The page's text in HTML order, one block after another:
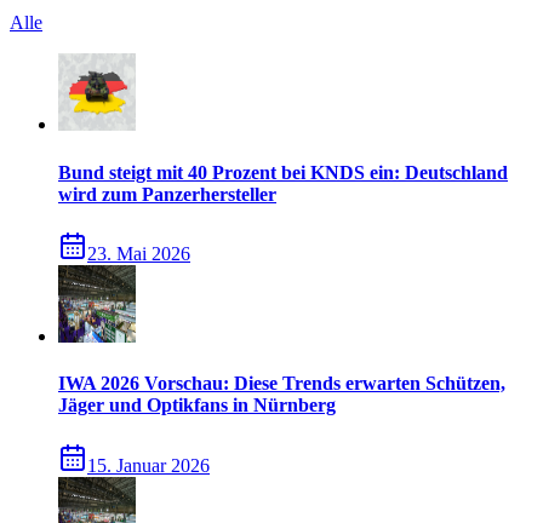
Alle
Bund steigt mit 40 Prozent bei KNDS ein: Deutschland
wird zum Panzerhersteller
23. Mai 2026
IWA 2026 Vorschau: Diese Trends erwarten Schützen,
Jäger und Optikfans in Nürnberg
15. Januar 2026